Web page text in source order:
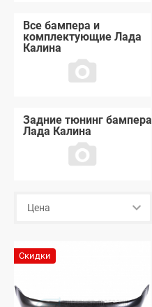
Все бампера и
комплектующие Лада
Калина
Задние тюнинг бампера
Лада Калина
Скидки